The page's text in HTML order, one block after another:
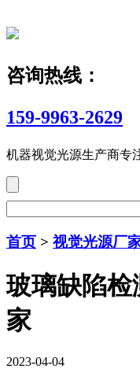
咨询热线：
159-9963-2629
机器视觉光源生产商专
首页 > 视觉光源厂
玻璃缺陷
家
2023-04-04